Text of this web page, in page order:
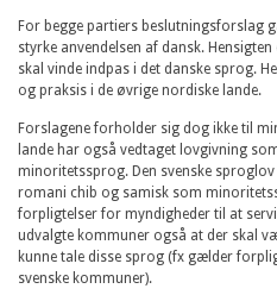
For begge partiers beslutningsforslag
styrke anvendelsen af dansk.
skal vinde indpas i det danske sprog.
og praksis i de øvrige nordiske lande.
Forslagene forholder sig dog ikke til
lande har også vedtaget lovgivning
minoritetssprog. Den svenske
romani chib og samisk som
forpligtelser for myndigheder til at
udvalgte kommuner også at der skal
kunne tale disse sprog (fx gælder
svenske kommuner).